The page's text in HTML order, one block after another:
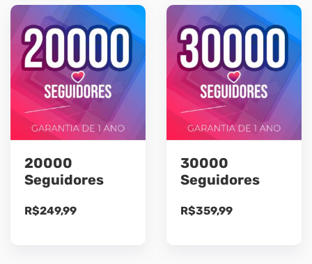
20000
Seguidores
R$249,99
30000
Seguidores
R$359,99